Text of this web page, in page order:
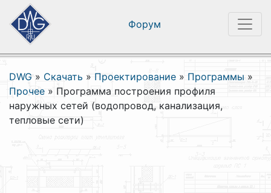
Форум
DWG » Скачать » Проектирование » Программы »
Прочее » Программа построения профиля
наружных сетей (водопровод, канализация,
тепловые сети)